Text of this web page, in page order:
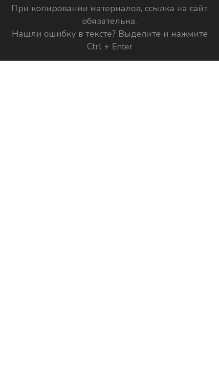
При копировании материалов, ссылка на сайт
обязательна.
Нашли ошибку в тексте? Выделите и нажмите
Ctrl + Enter